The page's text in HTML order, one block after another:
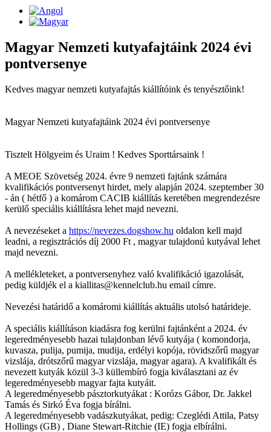
Magyar Nemzeti kutyafajtáink 2024 évi
pontversenye
Kedves magyar nemzeti kutyafajtás kiállítóink és tenyésztőink!
Magyar Nemzeti kutyafajtáink 2024 évi pontversenye
Tisztelt Hölgyeim és Uraim ! Kedves Sporttársaink !
A MEOE Szövetség 2024. évre 9 nemzeti fajtánk számára
kvalifikációs pontversenyt hirdet, mely alapján 2024. szeptember 30
- án ( hétfő ) a komárom CACIB kiállítás keretében megrendezésre
kerülő speciális kiállításra lehet majd nevezni.
A nevezéseket a https://nevezes.dogshow.hu oldalon kell majd
leadni, a regisztrációs díj 2000 Ft , magyar tulajdonú kutyával lehet
majd nevezni.
A mellékleteket, a pontversenyhez való kvalifikáció igazolását,
pedig küldjék el a kiallitas@kennelclub.hu email címre.
Nevezési határidő a komáromi kiállítás aktuális utolsó határideje.
A speciális kiállításon kiadásra fog kerülni fajtánként a 2024. év
legeredményesebb hazai tulajdonban lévő kutyája ( komondorja,
kuvasza, pulija, pumija, mudija, erdélyi kopója, rövidszőrű magyar
vizslája, drótszőrű magyar vizslája, magyar agara). A kvalifikált és
nevezett kutyák közül 3-3 küllembíró fogja kiválasztani az év
legeredményesebb magyar fajta kutyáit.
A legeredményesebb pásztorkutyákat : Korózs Gábor, Dr. Jakkel
Tamás és Sirkó Éva fogja bírálni.
A legeredményesebb vadászkutyákat, pedig: Czeglédi Attila, Patsy
Hollings (GB) , Diane Stewart-Ritchie (IE) fogja elbírálni.